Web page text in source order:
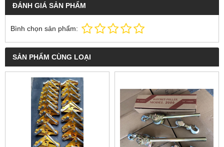
ĐÁNH GIÁ SẢN PHẨM
Bình chọn sản phẩm:
SẢN PHẨM CÙNG LOẠI